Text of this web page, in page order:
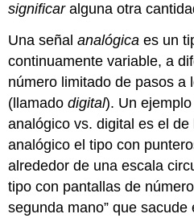
significaralguna otra
Una señalanalógica es un
continuamente variable, a
número limitado de pasos a
(llamadodigital). Un
analógico vs. digital es el
analógico el tipo con
alrededor de una escala
tipo con pantallas de
segunda mano” que